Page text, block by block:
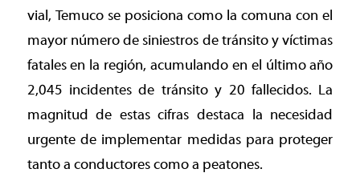
vial, Temuco se posiciona como la comuna con el
mayor número de siniestros de tránsito y víctimas
fatales en la región, acumulando en el último año
2,045 incidentes de tránsito y 20 fallecidos. La
magnitud de estas cifras destaca la necesidad
urgente de implementar medidas para proteger
tanto a conductores como a peatones.